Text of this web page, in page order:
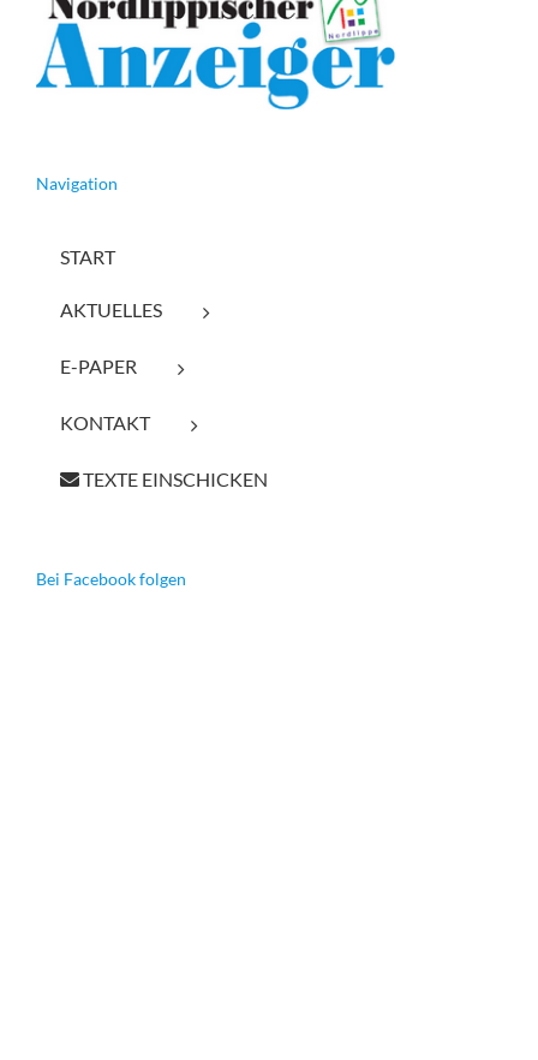
Navigation
START
AKTUELLES
E-PAPER
KONTAKT
TEXTE EINSCHICKEN
Bei Facebook folgen